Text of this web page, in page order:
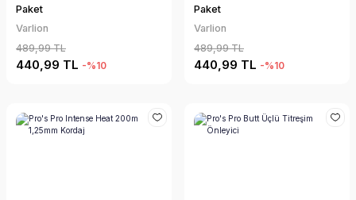
Paket
Varlion
489,99 TL
440,99 TL -%10
Paket
Varlion
489,99 TL
440,99 TL -%10